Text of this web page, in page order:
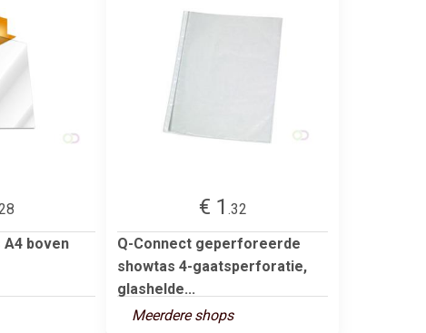
A4 boven
€ 1 .32
Q-Connect geperforeerde
showtas 4-gaatsperforatie,
glashelde...
Meerdere shops